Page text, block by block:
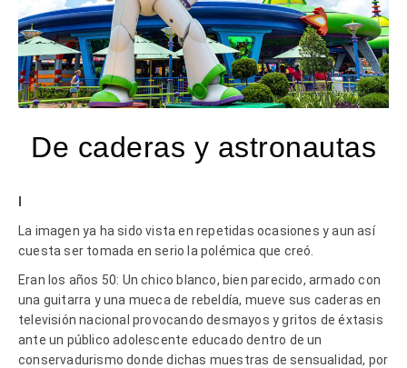
De caderas y astronautas
I
La imagen ya ha sido vista en repetidas ocasiones y aun así
cuesta ser tomada en serio la polémica que creó.
Eran los años 50: Un chico blanco, bien parecido, armado con
una guitarra y una mueca de rebeldía, mueve sus caderas en
televisión nacional provocando desmayos y gritos de éxtasis
ante un público adolescente educado dentro de un
conservadurismo donde dichas muestras de sensualidad, por